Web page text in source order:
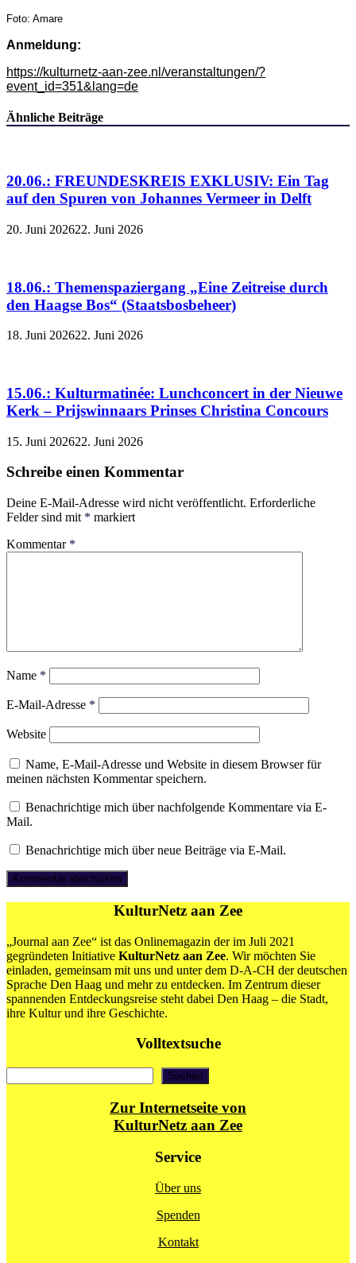
Foto: Amare
Anmeldung:
https://kulturnetz-aan-zee.nl/veranstaltungen/?
event_id=351&lang=de
Ähnliche Beiträge
20.06.: FREUNDESKREIS EXKLUSIV: Ein Tag
auf den Spuren von Johannes Vermeer in Delft
20. Juni 202622. Juni 2026
18.06.: Themenspaziergang „Eine Zeitreise durch
den Haagse Bos“ (Staatsbosbeheer)
18. Juni 202622. Juni 2026
15.06.: Kulturmatinée: Lunchconcert in der Nieuwe
Kerk – Prijswinnaars Prinses Christina Concours
15. Juni 202622. Juni 2026
Schreibe einen Kommentar
Deine E-Mail-Adresse wird nicht veröffentlicht. Erforderliche
Felder sind mit * markiert
Kommentar *
Name *
E-Mail-Adresse *
Website
Name, E-Mail-Adresse und Website in diesem Browser für
meinen nächsten Kommentar speichern.
Benachrichtige mich über nachfolgende Kommentare via E-
Mail.
Benachrichtige mich über neue Beiträge via E-Mail.
KulturNetz aan Zee
„Journal aan Zee“ ist das Onlinemagazin der im Juli 2021
gegründeten Initiative KulturNetz aan Zee. Wir möchten Sie
einladen, gemeinsam mit uns und unter dem D-A-CH der deutschen
Sprache Den Haag und mehr zu entdecken. Im Zentrum dieser
spannenden Entdeckungsreise steht dabei Den Haag – die Stadt,
ihre Kultur und ihre Geschichte.
Volltextsuche
Suchen
Zur Internetseite von
KulturNetz aan Zee
Service
Über uns
Spenden
Kontakt